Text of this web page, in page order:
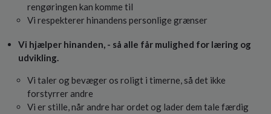
rengøringen kan komme til
Vi respekterer hinandens personlige grænser
Vi hjælper hinanden, - så alle får mulighed for læring og
udvikling.
Vi taler og bevæger os roligt i timerne, så det ikke
forstyrrer andre
Vi er stille, når andre har ordet og lader dem tale færdig